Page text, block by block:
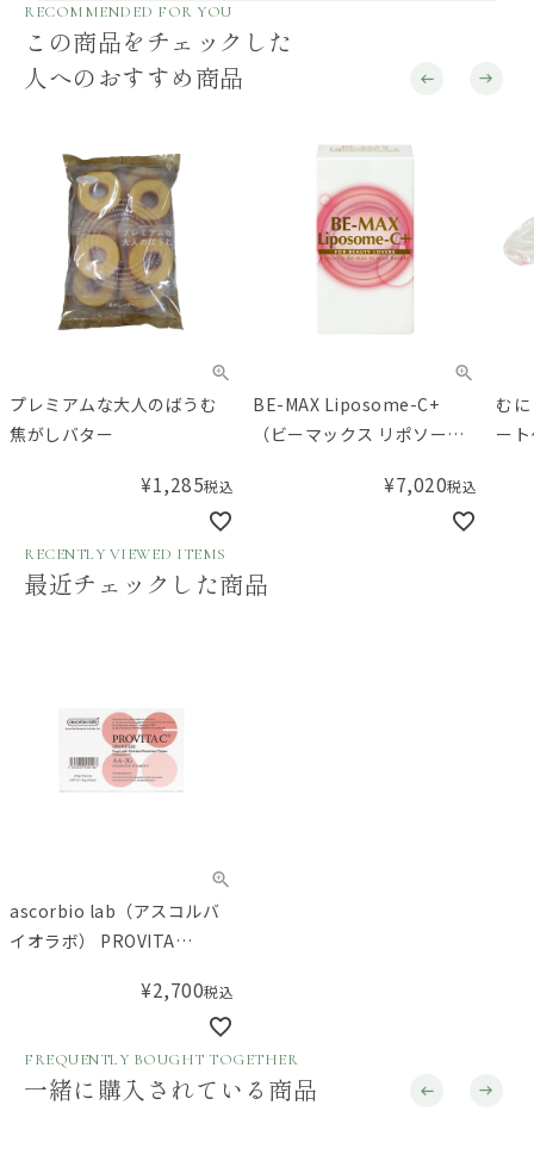
RECOMMENDED FOR YOU
この商品をチェックした
人へのおすすめ商品
プレミアムな大人のばうむ
焦がしバター
¥1,285税込
BE-MAX Liposome-C+
（ビーマックス リポソーム
¥7,020税込
む
ー
RECENTLY VIEWED ITEMS
最近チェックした商品
ascorbio lab（アスコルバ
イオラボ） PROVITA
¥2,700税込
FREQUENTLY BOUGHT TOGETHER
一緒に購入されている商品